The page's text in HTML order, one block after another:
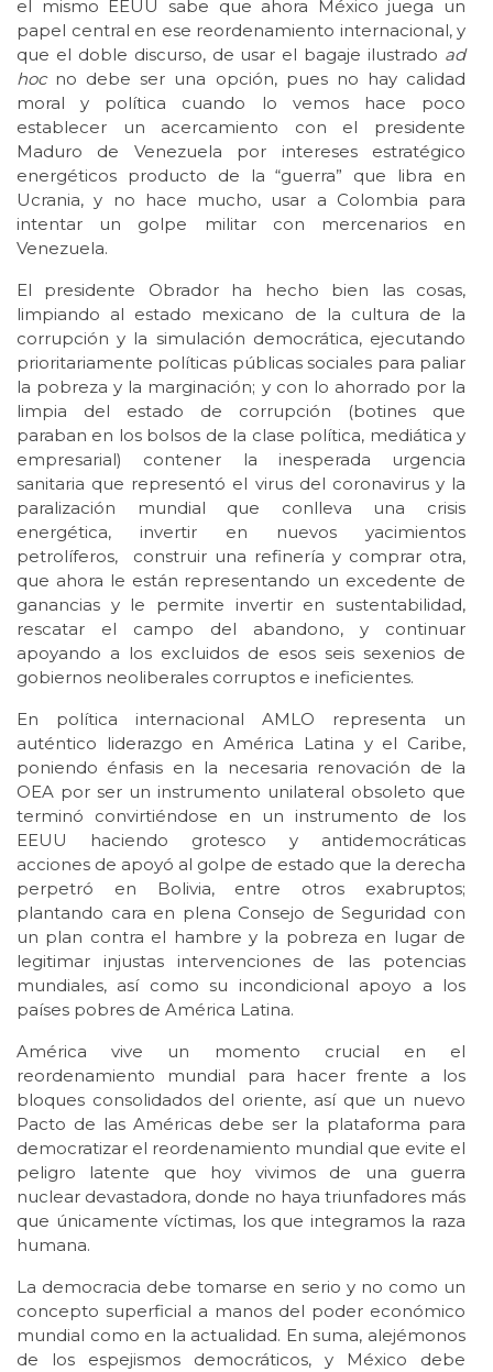
el mismo EEUU sabe que ahora México juega un
papel central en ese reordenamiento internacional, y
que el doble discurso, de usar el bagaje ilustrado ad
hocno debe ser una opción, pues no hay calidad
moral y política cuando lo vemos hace poco
establecer un acercamiento con el presidente
Maduro de Venezuela por intereses estratégico
energéticos producto de la “guerra” que libra en
Ucrania, y no hace mucho, usar a Colombia para
intentar un golpe militar con mercenarios en
Venezuela.
El presidente Obrador ha hecho bien las cosas,
limpiando al estado mexicano de la cultura de la
corrupción y la simulación democrática, ejecutando
prioritariamente políticas públicas sociales para paliar
la pobreza y la marginación; y con lo ahorrado por la
limpia del estado de corrupción (botines que
paraban en los bolsos de la clase política, mediática y
empresarial) contener la inesperada urgencia
sanitaria que representó el virus del coronavirus y la
paralización mundial que conlleva una crisis
energética, invertir en nuevos yacimientos
petrolíferos, construir una refinería y comprar otra,
que ahora le están representando un excedente de
ganancias y le permite invertir en sustentabilidad,
rescatar el campo del abandono, y continuar
apoyando a los excluidos de esos seis sexenios de
gobiernos neoliberales corruptos e ineficientes.
En política internacional AMLO representa un
auténtico liderazgo en América Latina y el Caribe,
poniendo énfasis en la necesaria renovación de la
OEA por ser un instrumento unilateral obsoleto que
terminó convirtiéndose en un instrumento de los
EEUU haciendo grotesco y antidemocráticas
acciones de apoyó al golpe de estado que la derecha
perpetró en Bolivia, entre otros exabruptos;
plantando cara en plena Consejo de Seguridad con
un plan contra el hambre y la pobreza en lugar de
legitimar injustas intervenciones de las potencias
mundiales, así como su incondicional apoyo a los
países pobres de América Latina.
América vive un momento crucial en el
reordenamiento mundial para hacer frente a los
bloques consolidados del oriente, así que un nuevo
Pacto de las Américas debe ser la plataforma para
democratizar el reordenamiento mundial que evite el
peligro latente que hoy vivimos de una guerra
nuclear devastadora, donde no haya triunfadores más
que únicamente víctimas, los que integramos la raza
humana.
La democracia debe tomarse en serio y no como un
concepto superficial a manos del poder económico
mundial como en la actualidad. En suma, alejémonos
de los espejismos democráticos, y México debe